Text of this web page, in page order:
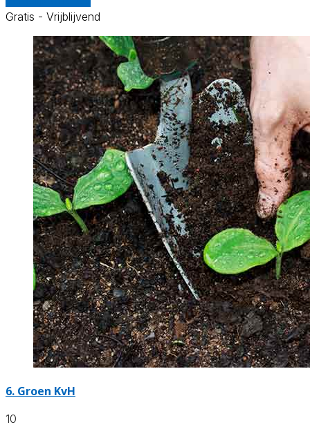
Gratis - Vrijblijvend
6. Groen KvH
10